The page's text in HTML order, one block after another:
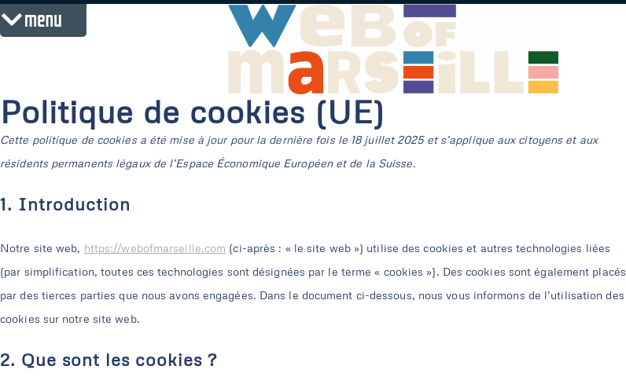
menu
Politique de cookies (UE)
Cette politique de cookies a été mise à jour pour la dernière fois le 18 juillet 2025 et s’applique aux citoyens et aux
résidents permanents légaux de l’Espace Économique Européen et de la Suisse.
1. Introduction
Notre site web, https://webofmarseille.com (ci-après : « le site web ») utilise des cookies et autres technologies liées
(par simplification, toutes ces technologies sont désignées par le terme « cookies »). Des cookies sont également placés
par des tierces parties que nous avons engagées. Dans le document ci-dessous, nous vous informons de l’utilisation des
cookies sur notre site web.
2. Que sont les cookies ?